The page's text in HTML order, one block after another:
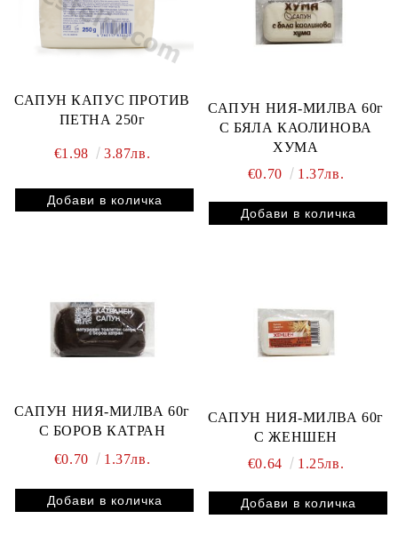
САПУН КАПУС ПРОТИВ
ПЕТНА 250г
€1.98 3.87лв.
САПУН НИЯ-МИЛВА 60г
С БЯЛА КАОЛИНОВА
ХУМА
€0.70
1.37лв.
САПУН НИЯ-МИЛВА 60г
С БОРОВ КАТРАН
€0.70
1.37лв.
САПУН НИЯ-МИЛВА 60г
С ЖЕНШЕН
€0.64
1.25лв.